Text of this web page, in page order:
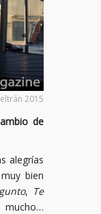
2015
de
alegrías
bien
, Te